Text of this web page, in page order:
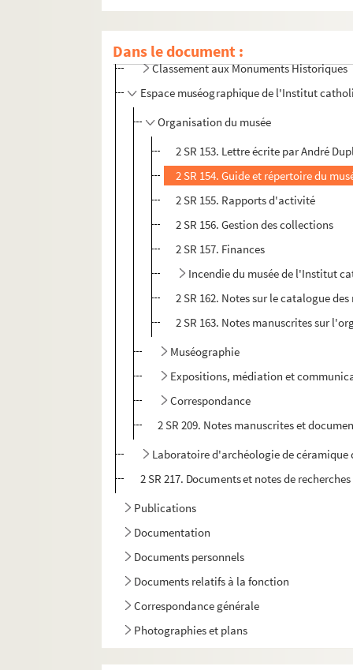
Dans le document :
Institut catholique
Travaux archéologiques
Classement aux Monuments Historiques
Espace muséographique de l'Institut
Organisation du musée
2 SR 153. Lettre écrite par André
2 SR 154. Guide et répertoire du
2 SR 155. Rapports d'activité
2 SR 156. Gestion des collections
2 SR 157. Finances
Incendie du musée de l'Institut
2 SR 162. Notes sur le catalogue
2 SR 163. Notes manuscrites sur
Muséographie
Expositions, médiation et
Correspondance
2 SR 209. Notes manuscrites et
Laboratoire d'archéologie de céramique
2 SR 217. Documents et notes de
Publications
Documentation
Documents personnels
Documents relatifs à la fonction
Correspondance générale
Photographies et plans